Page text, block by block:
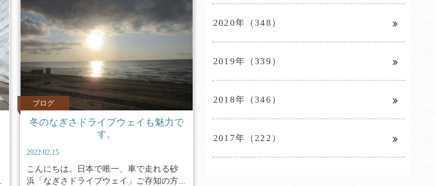
ブログ
冬のなぎさドライブウェイも魅力で
す。
2022.02.15
こんにちは。日本で唯一、車で走れる砂
浜「なぎさドライブウェイ」ご存知の方...
2020年（348）
2019年（339）
2018年（346）
2017年（222）